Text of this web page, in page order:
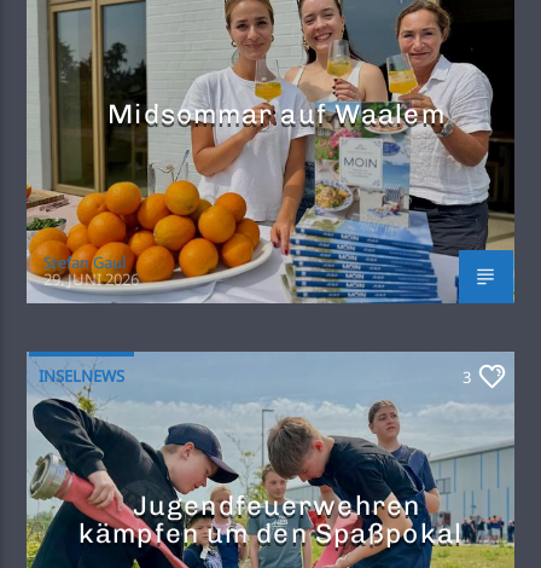
Midsommar auf Waalem
Stefan Gaul
29. JUNI 2026
INSELNEWS 3
Jugendfeuerwehren
kämpfen um den Spaßpokal